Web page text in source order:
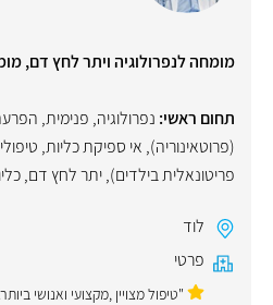
מומחה לנפרולוגיה ויתר לחץ דם,
תחום ראשי: נפרולוגיה, פנימית,
(פרוטאינוריה), אי ספיקת כליות,
פריטונאלית בילדים),יתר לחץ דם,
לוד
פרטי
"טיפול מצויין ,מקצועי ואנושי